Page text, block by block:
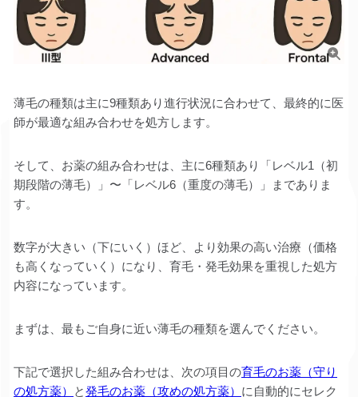
薄毛の種類は主に9種類あり進行状況に合わせて、最終的に医
師が最適な組み合わせを処方します。
そして、お薬の組み合わせは、主に6種類あり「レベル1（初
期段階の薄毛）」〜「レベル6（重度の薄毛）」までありま
す。
数字が大きい（下にいく）ほど、より効果の高い治療（価格
も高くなっていく）になり、育毛・発毛効果を重視した処方
内容になっています。
まずは、最もご自身に近い薄毛の種類を選んでください。
下記で選択した組み合わせは、次の項目の育毛のお薬（守り
の処方薬）
と発毛のお薬（攻めの処方薬） に自動的にセレク